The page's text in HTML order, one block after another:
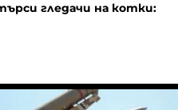
гледачи на котки: